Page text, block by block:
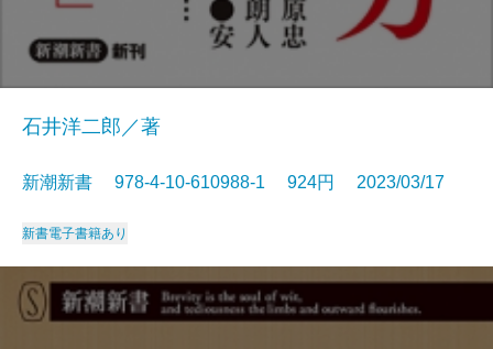
石井洋二郎／著
新潮新書 978-4-10-610988-1 924円 2023/03/17
新書電子書籍あり